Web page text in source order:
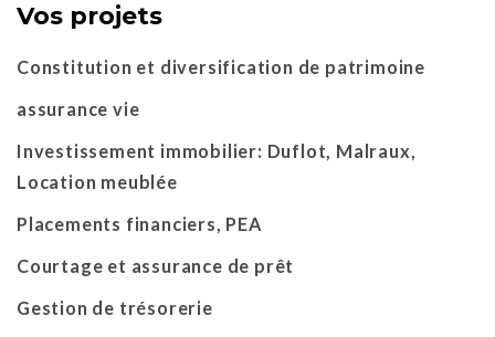
Vos projets
Constitution et diversification de patrimoine
assurance vie
Investissement immobilier: Duflot, Malraux,
Location meublée
Placements financiers, PEA
Courtage et assurance de prêt
Gestion de trésorerie